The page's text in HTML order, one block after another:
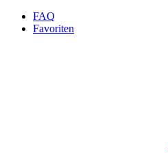
FAQ
Favoriten